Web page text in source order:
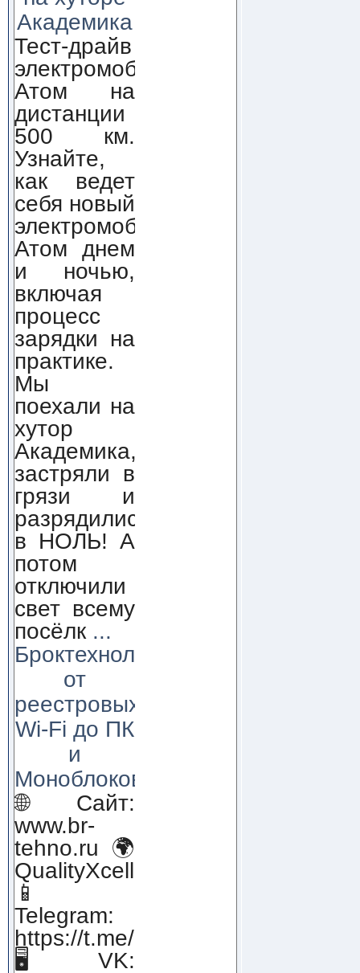
Академика
Тест-драйв
электромобиля
Атом на
дистанции
500 км.
Узнайте,
как ведет
себя новый
электромобиль
Атом днем
и ночью,
включая
процесс
зарядки на
практике.
Мы
поехали на
хутор
Академика,
застряли в
грязи и
разрядились
в НОЛЬ! А
потом
отключили
свет всему
посёлк ...
Броктехнолоджи:
от
реестровых
Wi-Fi до ПК
и
Моноблоков!
🌐 Сайт:
www.br-
tehno.ru 🌍
QualityXcellence.ru
📱
Telegram:
https://t.me/qx_lab_IT
🖥 VK: